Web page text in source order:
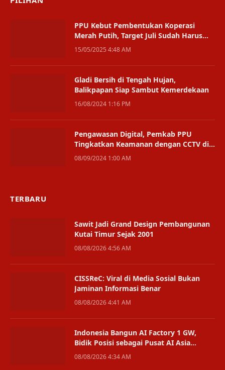
PPU Kebut Pembentukan Koperasi
Merah Putih, Target Juli Sudah Harus
Diluncurkan
15/05/2025 4:48 AM
Gladi Bersih di Tengah Hujan,
Balikpapan Siap Sambut Kemerdekaan
16/08/2024 1:16 PM
Pengawasan Digital, Pemkab PPU
Tingkatkan Keamanan dengan CCTV di
Titik Strategis
08/09/2024 1:00 AM
TERBARU
Sawit Jadi Grand Design Pembangunan
Kutai Timur Sejak 2001
08/08/2026 4:56 AM
CISSReC: Viral di Media Sosial Bukan
Jaminan Informasi Benar
08/08/2026 4:41 AM
Indonesia Bangun AI Factory 1 GW,
Bidik Posisi sebagai Pusat AI Asia
Tenggara
08/08/2026 4:34 AM